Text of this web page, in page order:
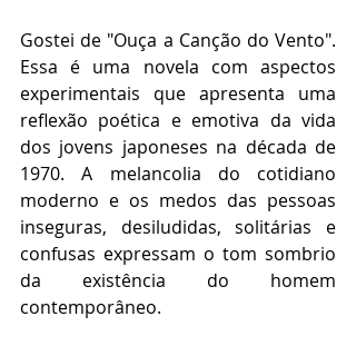
Gostei de "Ouça a Canção do Vento".
Essa é uma novela com aspectos
experimentais que apresenta uma
reflexão poética e emotiva da vida
dos jovens japoneses na década de
1970. A melancolia do cotidiano
moderno e os medos das pessoas
inseguras, desiludidas, solitárias e
confusas expressam o tom sombrio
da existência do homem
contemporâneo.